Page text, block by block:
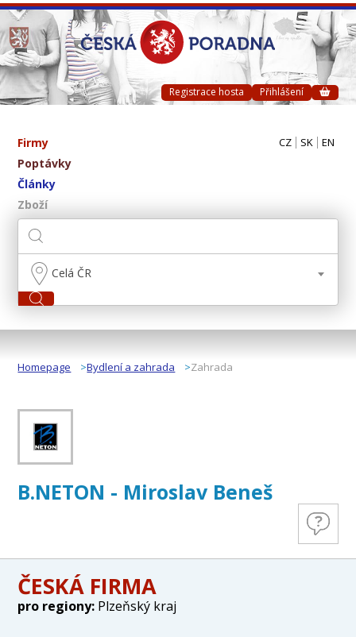
Registrace hosta Přihlášení
Firmy
Poptávky
Články
Zboží
CZ SK EN
Celá ČR
Homepage Bydlení a zahrada Zahrada
B.NETON - Miroslav Beneš
ČESKÁ FIRMA
pro regiony: Plzeňský kraj